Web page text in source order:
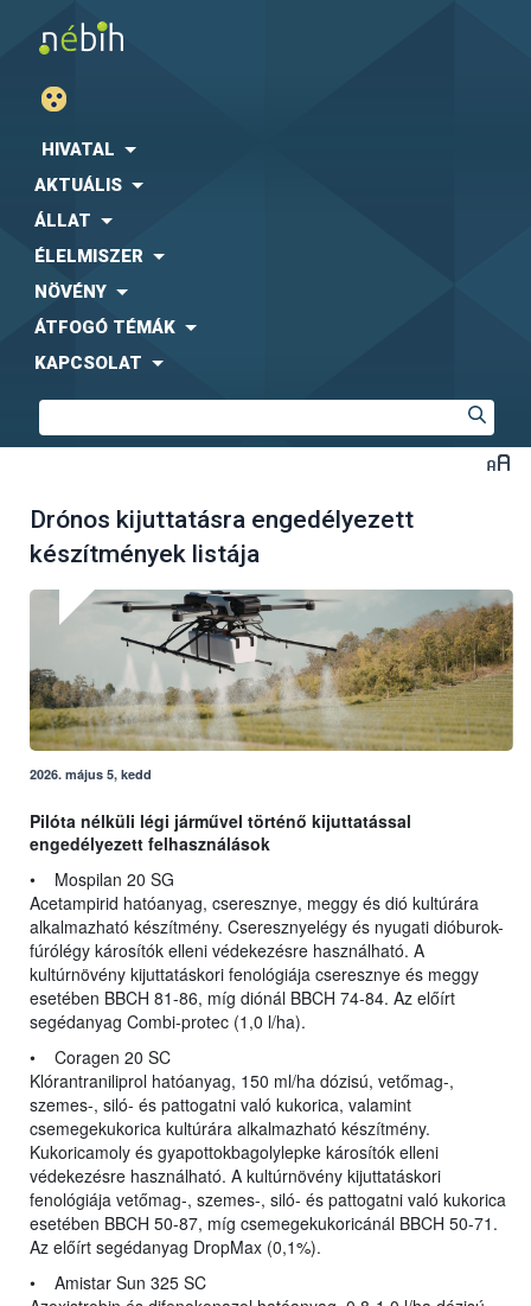
HIVATAL
AKTUÁLIS
ÁLLAT
ÉLELMISZER
NÖVÉNY
ÁTFOGÓ TÉMÁK
KAPCSOLAT
Drónos kijuttatásra engedélyezett
készítmények listája
2026. május 5, kedd
Pilóta nélküli légi járművel történő kijuttatással
engedélyezett felhasználások
• Mospilan 20 SG
Acetampirid hatóanyag, cseresznye, meggy és dió kultúrára
alkalmazható készítmény. Cseresznyelégy és nyugati dióburok-
fúrólégy károsítók elleni védekezésre használható. A
kultúrnövény kijuttatáskori fenológiája cseresznye és meggy
esetében BBCH 81-86, míg diónál BBCH 74-84. Az előírt
segédanyag Combi-protec (1,0 l/ha).
• Coragen 20 SC
Klórantraniliprol hatóanyag, 150 ml/ha dózisú, vetőmag-,
szemes-, siló- és pattogatni való kukorica, valamint
csemegekukorica kultúrára alkalmazható készítmény.
Kukoricamoly és gyapottokbagolylepke károsítók elleni
védekezésre használható. A kultúrnövény kijuttatáskori
fenológiája vetőmag-, szemes-, siló- és pattogatni való kukorica
esetében BBCH 50-87, míg csemegekukoricánál BBCH 50-71.
Az előírt segédanyag DropMax (0,1%).
• Amistar Sun 325 SC